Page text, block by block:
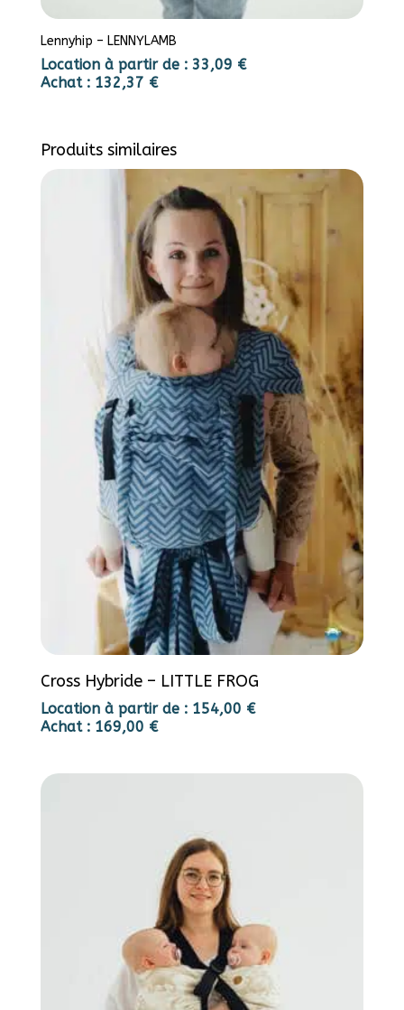
Lennyhip – LENNYLAMB
Location à partir de : 33,09 €
Achat : 132,37 €
Produits similaires
Cross Hybride – LITTLE FROG
Location à partir de : 154,00 €
Achat : 169,00 €